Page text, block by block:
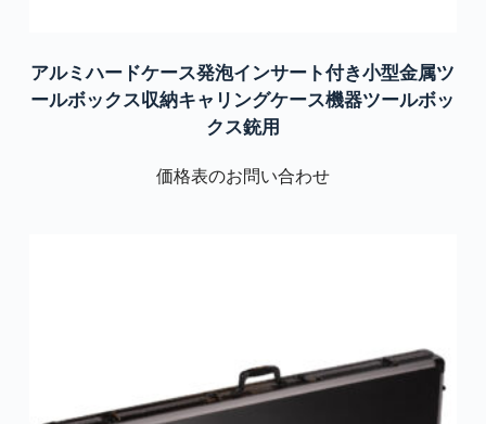
アルミハードケース発泡インサート付き小型金属ツ
ールボックス収納キャリングケース機器ツールボッ
クス銃用
価格表のお問い合わせ